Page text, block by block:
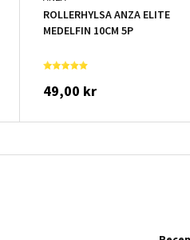
ROLLERHYLSA ANZA ELITE
MEDELFIN 10CM 5P
49,00 kr